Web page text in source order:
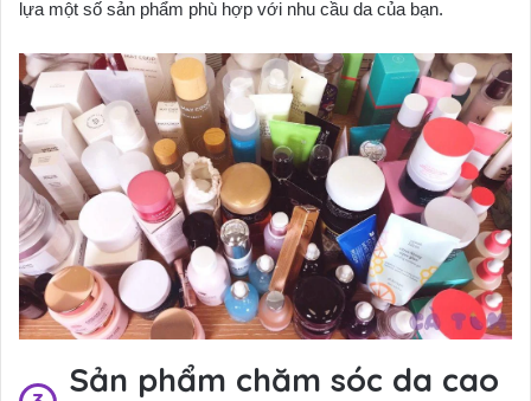
lựa một số sản phẩm phù hợp với nhu cầu da của bạn.
Sản phẩm chăm sóc da cao